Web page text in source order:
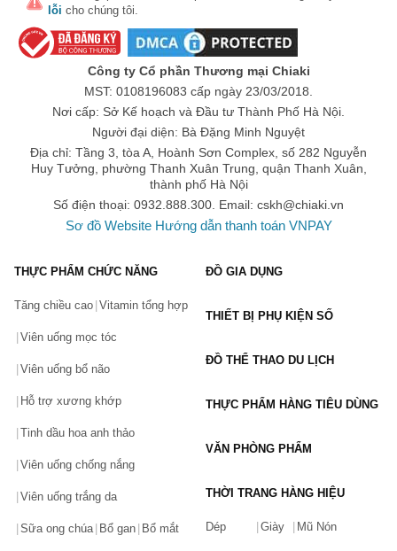
lỗi cho chúng tôi.
Công ty Cổ phần Thương mại Chiaki
MST: 0108196083 cấp ngày 23/03/2018.
Nơi cấp: Sở Kế hoạch và Đầu tư Thành Phố Hà Nội.
Người đại diện: Bà Đặng Minh Nguyệt
Địa chỉ: Tầng 3, tòa A, Hoành Sơn Complex, số 282 Nguyễn
Huy Tưởng, phường Thanh Xuân Trung, quận Thanh Xuân,
thành phố Hà Nội
Số điện thoại: 0932.888.300. Email: cskh@chiaki.vn
Sơ đồ Website Hướng dẫn thanh toán VNPAY
THỰC PHẨM CHỨC NĂNG
Tăng chiều cao Vitamin tổng hợp
Viên uống mọc tóc
Viên uống bổ não
Hỗ trợ xương khớp
Tinh dầu hoa anh thảo
Viên uống chống nắng
Viên uống trắng da
Sữa ong chúa Bổ gan Bổ mắt
ĐỒ GIA DỤNG
THIẾT BỊ PHỤ KIỆN SỐ
ĐỒ THỂ THAO DU LỊCH
THỰC PHẨM HÀNG TIÊU DÙNG
VĂN PHÒNG PHẨM
THỜI TRANG HÀNG HIỆU
Dép Giày Mũ Nón